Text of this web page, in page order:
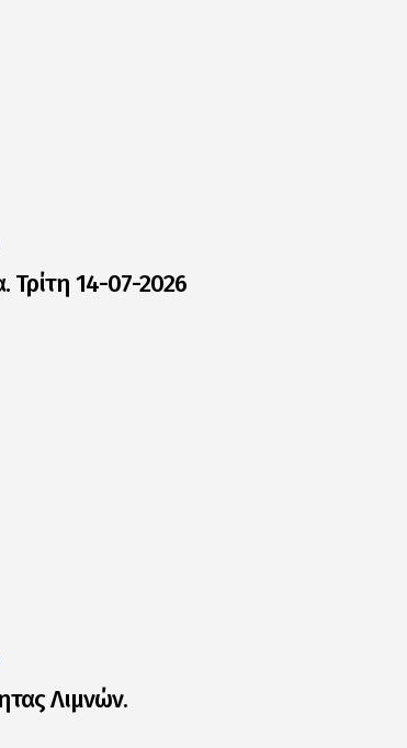
Τρίτη 14-07-2026
Λιμνών.